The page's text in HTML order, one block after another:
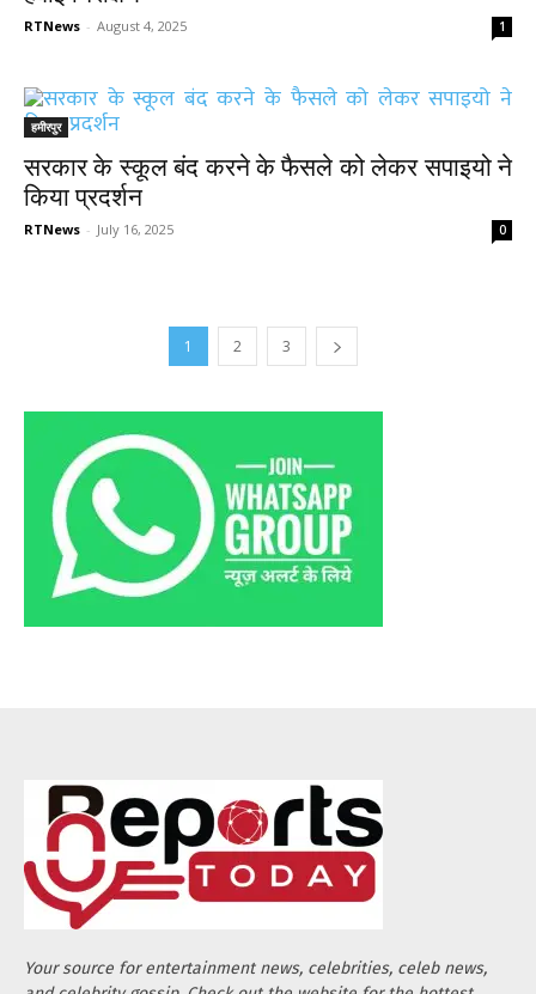
RTNews - August 4, 2025 1
हमीरपुर
सरकार के स्कूल बंद करने के फैसले को लेकर सपाइयो ने
किया प्रदर्शन
RTNews - July 16, 2025 0
1 2 3
Your source for entertainment news, celebrities, celeb news,